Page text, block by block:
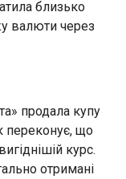
близько
валюти через
продала купу
переконує, що
курс.
отримані